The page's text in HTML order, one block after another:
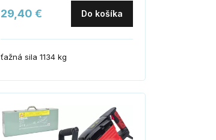
29,40 € Do košíka
ťažná sila 1134 kg